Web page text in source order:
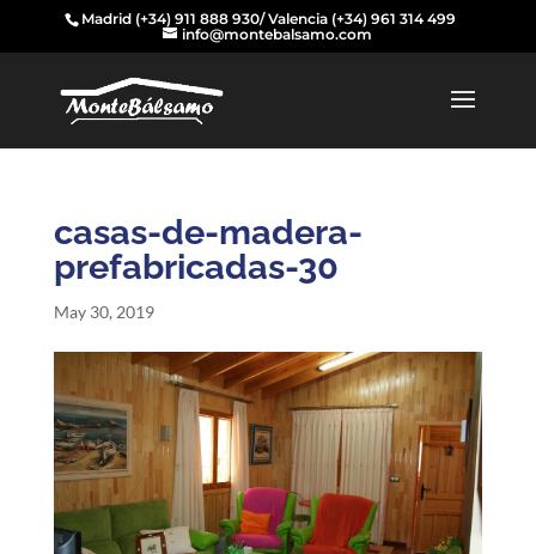
Madrid (+34) 911 888 930/ Valencia (+34) 961 314 499
info@montebalsamo.com
casas-de-madera-
prefabricadas-30
May 30, 2019